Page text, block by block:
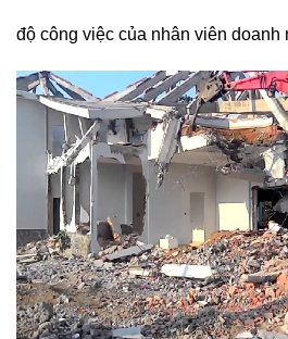
độ công việc của nhân viên doanh